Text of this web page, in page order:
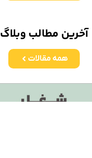
آخرین مطالب وبلاگ
همه مقالات